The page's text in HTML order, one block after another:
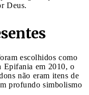
Deus.
escolhidos como
Epifania em 2010, o
não eram itens de
profundo simbolismo